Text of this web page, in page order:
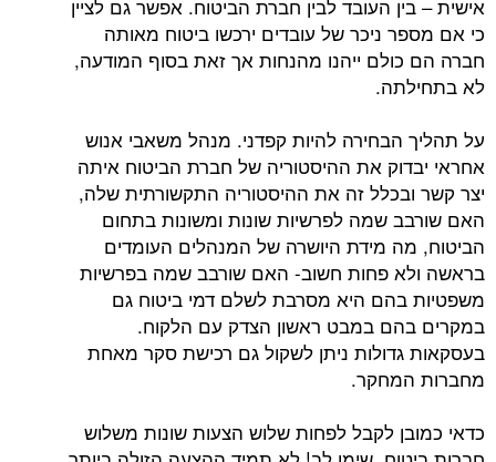
אישית – בין העובד לבין חברת הביטוח. אפשר גם לציין
כי אם מספר ניכר של עובדים ירכשו ביטוח מאותה
חברה הם כולם ייהנו מהנחות אך זאת בסוף המודעה,
לא בתחילתה.
על תהליך הבחירה להיות קפדני. מנהל משאבי אנוש
אחראי יבדוק את ההיסטוריה של חברת הביטוח איתה
יצר קשר ובכלל זה את ההיסטוריה התקשורתית שלה,
האם שורבב שמה לפרשיות שונות ומשונות בתחום
הביטוח, מה מידת היושרה של המנהלים העומדים
בראשה ולא פחות חשוב- האם שורבב שמה בפרשיות
משפטיות בהם היא מסרבת לשלם דמי ביטוח גם
במקרים בהם במבט ראשון הצדק עם הלקוח.
בעסקאות גדולות ניתן לשקול גם רכישת סקר מאחת
מחברות המחקר.
כדאי כמובן לקבל לפחות שלוש הצעות שונות משלוש